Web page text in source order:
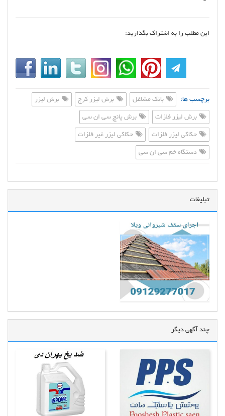
این مطلب را به اشتراک بگذارید:
برچسب ها: بانک مشاغل برش لیزر کرج برش لیزر
برش لیزر فلزات برش پانچ سی ان سی
حکاکی لیزر فلزات حکاکی لیزر غیر فلزات
دستگاه خم سی ان سی
تبلیغات
چند آگهی دیگر